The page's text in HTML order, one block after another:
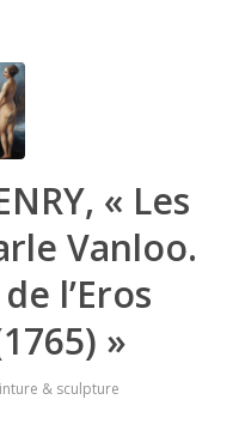
« Les
Vanloo.
l’Eros
»
& sculpture